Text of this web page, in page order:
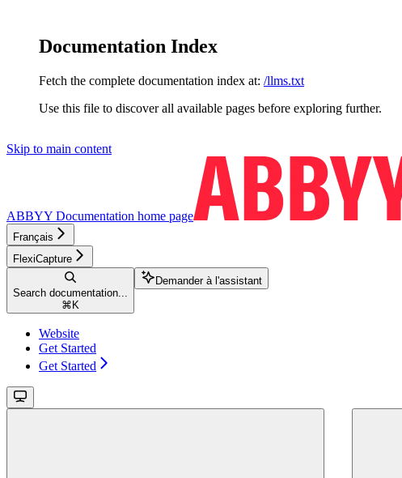
Documentation Index
Fetch the complete documentation index at: /llms.txt
Use this file to discover all available pages before exploring further.
Skip to main content
ABBYY Documentation home page
Français
FlexiCapture
Search documentation...
⌘ K
Demander à l'assistant
Website
Get Started
Get Started